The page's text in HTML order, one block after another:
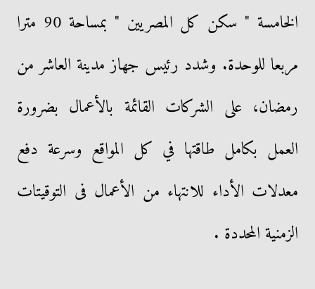
الخامسة " سكن كل المصريين " بمساحة 90 مترا
مربعا للوحدة. وشدد رئيس جهاز مدينة العاشر من
رمضان، على الشركات القائمة بالأعمال بضرورة
العمل بكامل طاقتها في كل المواقع وسرعة دفع
معدلات الأداء للانتهاء من الأعمال فى التوقيتات
الزمنية المحددة .